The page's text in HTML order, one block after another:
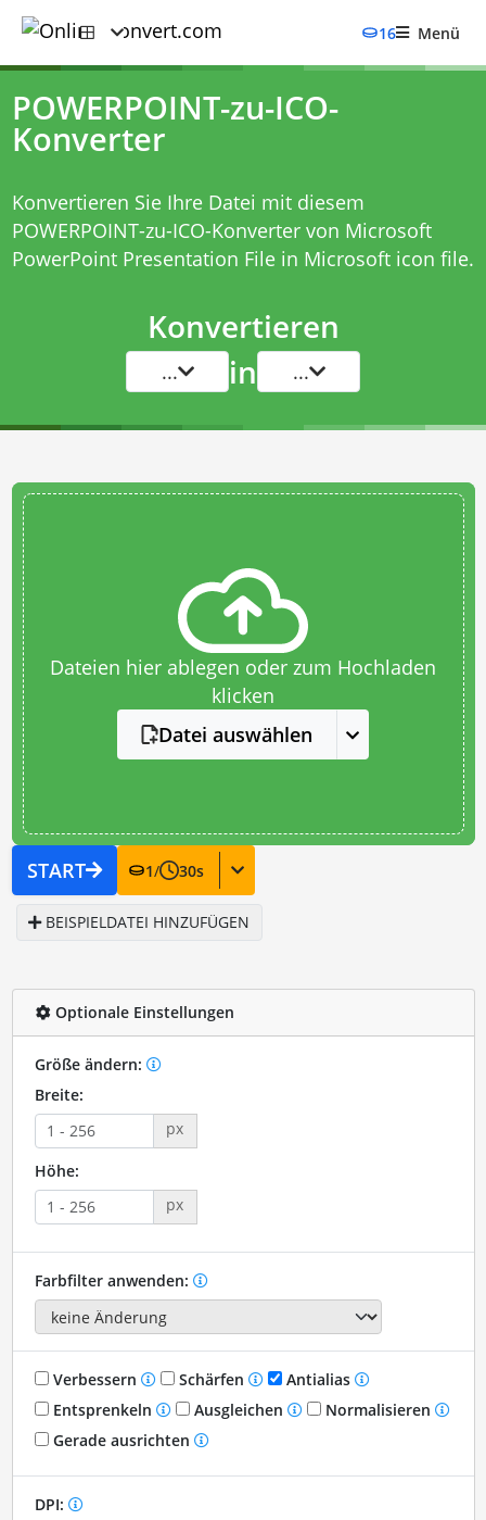
16 Menü
POWERPOINT-zu-ICO-
Konverter
Konvertieren Sie Ihre Datei mit diesem
POWERPOINT-zu-ICO-Konvertervon Microsoft
PowerPoint Presentation File in Microsoft icon file.
Konvertieren
... in ...
Dateien hier ablegen oder zum Hochladen
klicken
Datei auswählen
START 1/ 30s
BEISPIELDATEI HINZUFÜGEN
Optionale Einstellungen
Größe ändern:
Breite:
px
Höhe:
px
Farbfilter anwenden:
Verbessern Schärfen
Antialias
Entsprenkeln
Ausgleichen
Normalisieren
Gerade ausrichten
DPI: